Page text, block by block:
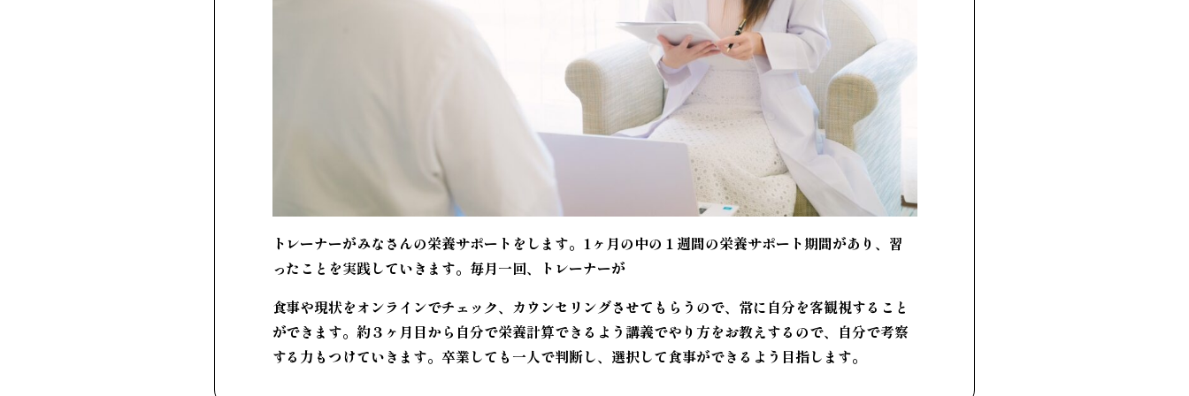
トレーナーがみなさんの栄養サポートをします。1ヶ月の中の１週間の栄養サポート期間があり、習
ったことを実践していきます。毎月一回、トレーナーが
食事や現状をオンラインでチェック、カウンセリングさせてもらうので、常に自分を客観視すること
ができます。約３ヶ月目から自分で栄養計算できるよう講義でやり方をお教えするので、自分で考察
する力もつけていきます。卒業しても一人で判断し、選択して食事ができるよう目指します。